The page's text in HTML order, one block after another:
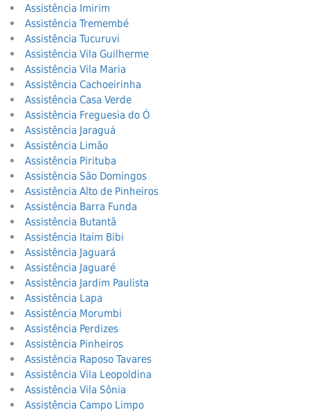
Assistência Imirim
Assistência Tremembé
Assistência Tucuruvi
Assistência Vila Guilherme
Assistência Vila Maria
Assistência Cachoeirinha
Assistência Casa Verde
Assistência Freguesia do Ó
Assistência Jaraguá
Assistência Limão
Assistência Pirituba
Assistência São Domingos
Assistência Alto de Pinheiros
Assistência Barra Funda
Assistência Butantã
Assistência Itaim Bibi
Assistência Jaguará
Assistência Jaguaré
Assistência Jardim Paulista
Assistência Lapa
Assistência Morumbi
Assistência Perdizes
Assistência Pinheiros
Assistência Raposo Tavares
Assistência Vila Leopoldina
Assistência Vila Sônia
Assistência Campo Limpo